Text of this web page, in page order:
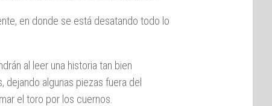
en donde se está desatando todo lo
al leer una historia tan bien
dejando algunas piezas fuera del
el toro por los cuernos.